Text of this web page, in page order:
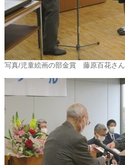
写真/児童絵画の部金賞 藤原百花さん